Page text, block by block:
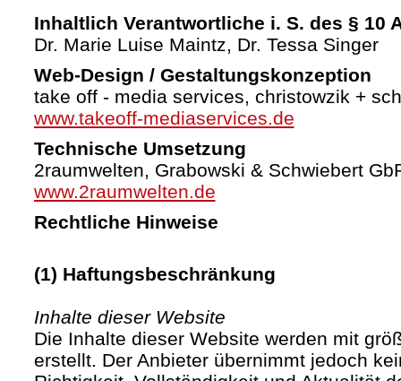
Inhaltlich Verantwortliche i. S. des § 10
Dr. Marie Luise Maintz, Dr. Tessa Singer
Web-Design / Gestaltungskonzeption
take off - media services, christowzik +
www.takeoff-mediaservices.de
Technische Umsetzung
2raumwelten, Grabowski & Schwiebert
www.2raumwelten.de
Rechtliche Hinweise
(1) Haftungsbeschränkung
Inhalte dieser Website
Die Inhalte dieser Website werden mit
erstellt. Der Anbieter übernimmt jedoch